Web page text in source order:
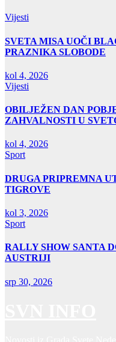
Vijesti
SVETA MISA UOČI
PRAZNIKA SLOBODE
kol 4, 2026
Vijesti
OBILJEŽEN DAN
ZAHVALNOSTI U
kol 4, 2026
Sport
DRUGA PRIPREMNA
TIGROVE
kol 3, 2026
Sport
RALLY SHOW SANTA
AUSTRIJI
srp 30, 2026